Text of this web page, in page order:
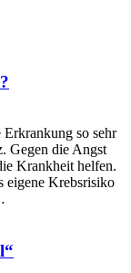
Erkrankung so sehr
Gegen die Angst
Krankheit helfen.
eigene Krebsrisiko